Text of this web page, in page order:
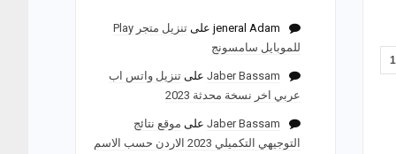
1
jeneral Adamعلى
تنزيل متجر Play
للموبايل سامسونج
Jaber Bassamعلى تنزيل واتس اب
عربي اخر نسخة محدثة 2023
Jaber Bassamعلى موقع نتائج
التوجيهي التكميلي 2023 الاردن حسب الاسم